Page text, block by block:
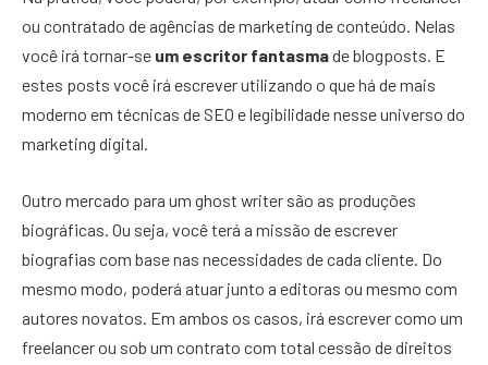
ou contratado de agências de marketing de conteúdo. Nelas
você irá tornar-se um escritor fantasmade blogposts. E
estes posts você irá escrever utilizando o que há de mais
moderno em técnicas de SEO e legibilidade nesse universo do
marketing digital.
Outro mercado para um ghost writer são as produções
biográficas. Ou seja, você terá a missão de escrever
biografias com base nas necessidades de cada cliente. Do
mesmo modo, poderá atuar junto a editoras ou mesmo com
autores novatos. Em ambos os casos, irá escrever como um
freelancer ou sob um contrato com total cessão de direitos